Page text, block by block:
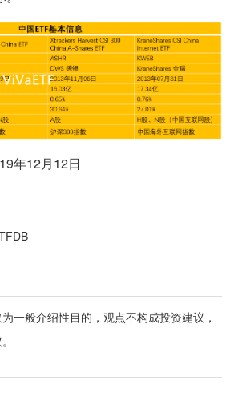
年12月12日
一般介绍性目的，观点不构成投资建议，